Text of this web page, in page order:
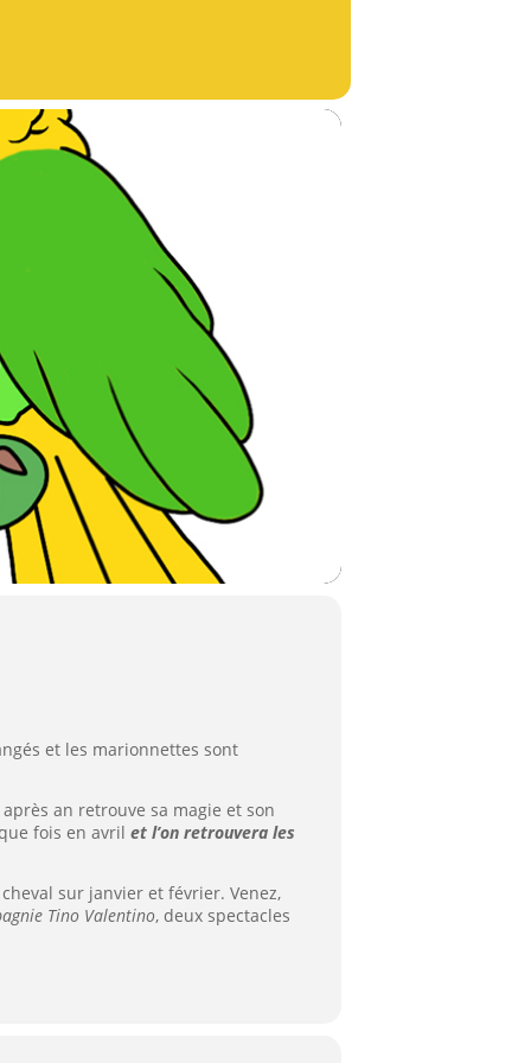
et les marionnettes sont
an retrouve sa magie et son
fois en avril et l’on retrouvera les
sur janvier et février. Venez,
Tino Valentino, deux spectacles